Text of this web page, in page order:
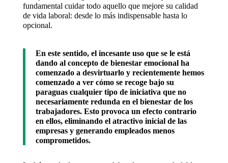
fundamental cuidar todo aquello que mejore su calidad
de vida laboral: desde lo más indispensable hasta lo
opcional.
En este sentido, el incesante uso que se le está
dando al concepto de bienestar emocional ha
comenzado a desvirtuarlo y recientemente hemos
comenzado a ver cómo se recoge bajo su
paraguas cualquier tipo de iniciativa que no
necesariamente redunda en el bienestar de los
trabajadores. Esto provoca un efecto contrario
en ellos, eliminando el atractivo inicial de las
empresas y generando empleados menos
comprometidos.